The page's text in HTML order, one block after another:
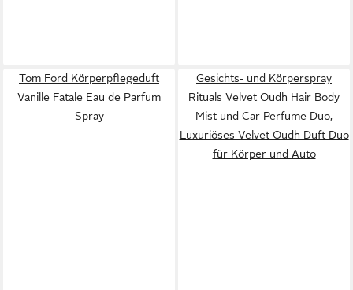
Tom Ford Körperpflegeduft
Vanille Fatale Eau de Parfum
Spray
Gesichts- und Körperspray
Rituals Velvet Oudh Hair Body
Mist und Car Perfume Duo,
Luxuriöses Velvet Oudh Duft Duo
für Körper und Auto